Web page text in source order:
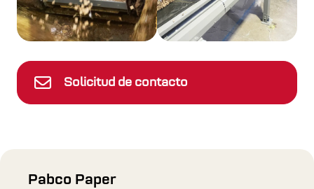
Solicitud de contacto
Pabco Paper